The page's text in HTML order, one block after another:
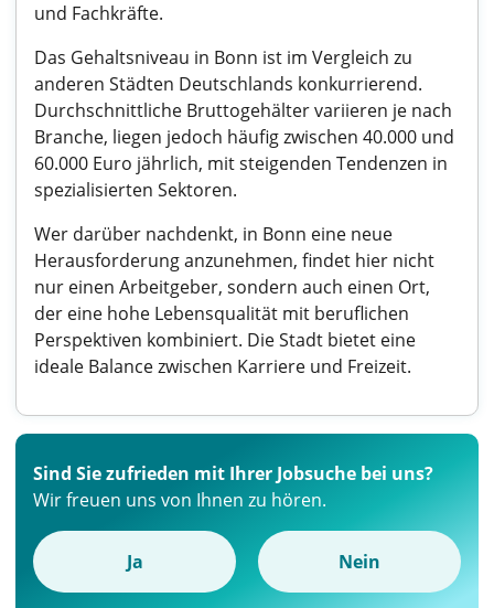
und Fachkräfte.
Das Gehaltsniveau in Bonn ist im Vergleich zu
anderen Städten Deutschlands konkurrierend.
Durchschnittliche Bruttogehälter variieren je nach
Branche, liegen jedoch häufig zwischen 40.000 und
60.000 Euro jährlich, mit steigenden Tendenzen in
spezialisierten Sektoren.
Wer darüber nachdenkt, in Bonn eine neue
Herausforderung anzunehmen, findet hier nicht
nur einen Arbeitgeber, sondern auch einen Ort,
der eine hohe Lebensqualität mit beruflichen
Perspektiven kombiniert. Die Stadt bietet eine
ideale Balance zwischen Karriere und Freizeit.
Sind Sie zufrieden mit Ihrer Jobsuche bei uns?
Wir freuen uns von Ihnen zu hören.
Ja Nein